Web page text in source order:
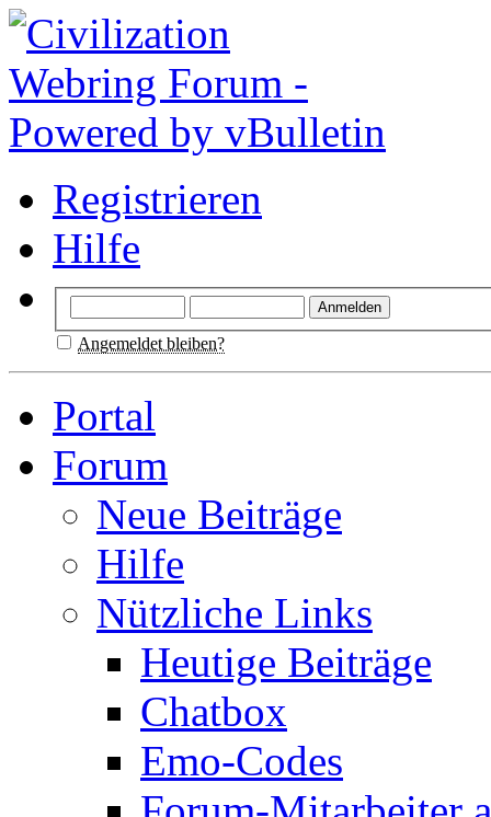
Registrieren
Hilfe
Angemeldet bleiben?
Portal
Forum
Neue Beiträge
Hilfe
Nützliche Links
Heutige Beiträge
Chatbox
Emo-Codes